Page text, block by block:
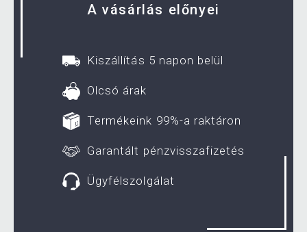
A vásárlás előnyei
Kiszállítás 5 napon belül
Olcsó árak
Termékeink 99%-a raktáron
Garantált pénzvisszafizetés
Ügyfélszolgálat